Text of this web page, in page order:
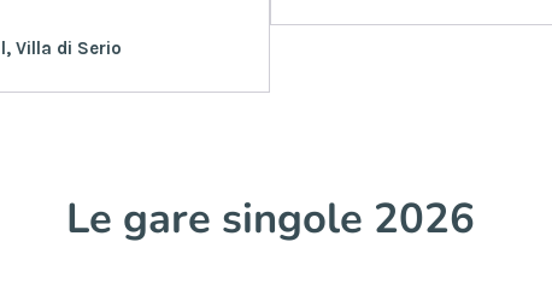
Villa di Serio
Le gare singole 2026